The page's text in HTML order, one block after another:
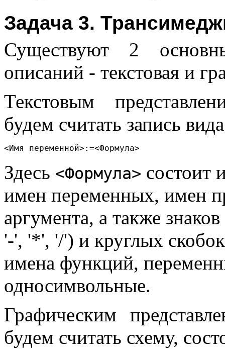
Задача 3.
Существуют 2
описаний - текстовая и
Текстовым
будем считать запись вида
Здесь <Формула> состоит
имен переменных, имен
аргумента, а также
'-', '*', '/') и круглых
имена функций,
односимвольные.
Графическим
будем считать схему,